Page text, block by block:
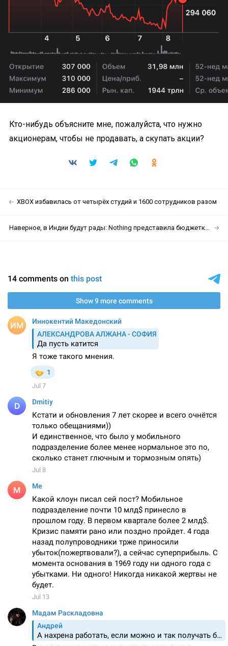
Кто-нибудь объясните мне, пожалуйста, что нужно
акционерам, чтобы не продавать, а скупать акции?
XBOX избавилась от четырёх студий и 1600 сотрудников разом
Наверное, в Индии будут рады: Nothing представила бюджетку Phone (4b)